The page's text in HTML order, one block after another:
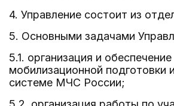
4. Управление состоит из
5. Основными задачами
5.1. организация и обеспечение
мобилизационной подготовки
системе МЧС России;